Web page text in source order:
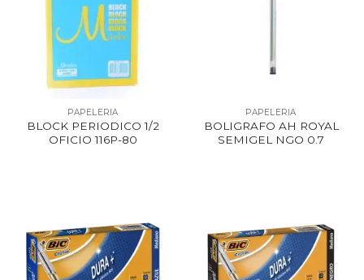
PAPELERIA
BLOCK PERIODICO 1/2
OFICIO 116P-80
PAPELERIA
BOLIGRAFO AH ROYAL
SEMIGEL NGO 0.7